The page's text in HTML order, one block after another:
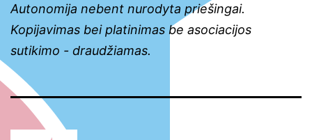
Autonomija nebent nurodyta priešingai.
Kopijavimas bei platinimas be asociacijos
sutikimo - draudžiamas.